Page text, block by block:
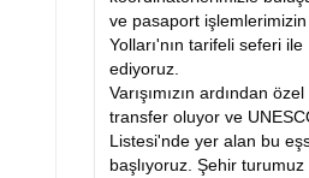
ve pasaport
Yolları'nın tarifeli seferi
ediyoruz.
Varışımızın ardından
transfer oluyor ve
Listesi'nde yer alan bu
başlıyoruz. Şehir turumuz